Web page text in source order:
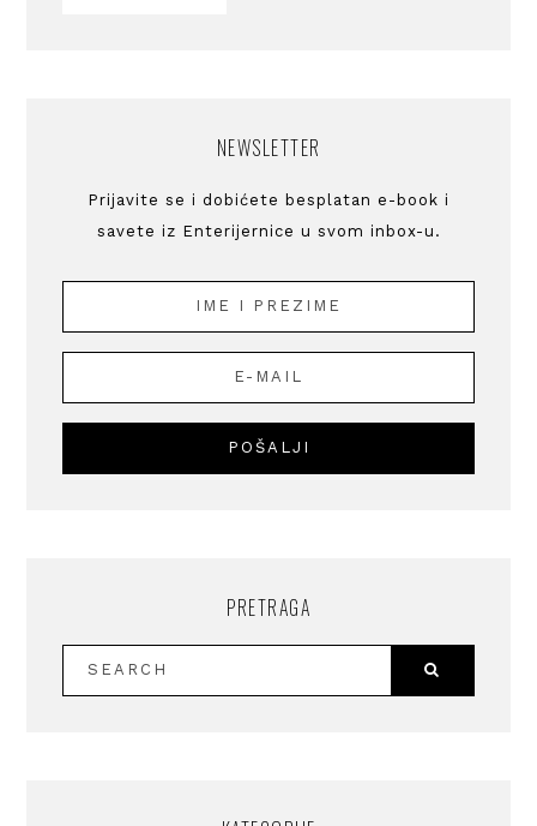
NEWSLETTER
Prijavite se i dobićete besplatan e-book i
savete iz Enterijernice u svom inbox-u.
PRETRAGA